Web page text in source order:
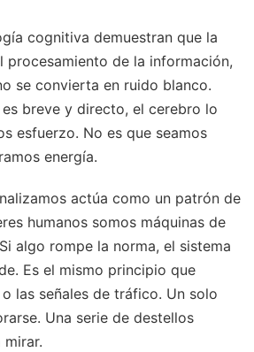
cognitiva demuestran que la
procesamiento de la información,
se convierta en ruido blanco.
es breve y directo, el cerebro lo
esfuerzo. No es que seamos
energía.
actúa como un patrón de
humanos somos máquinas de
algo rompe la norma, el sistema
Es el mismo principio que
las señales de tráfico. Un solo
Una serie de destellos